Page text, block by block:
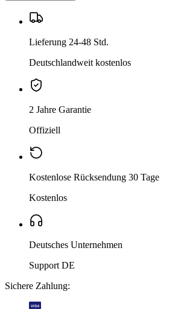
Lieferung 24-48 Std.
Deutschlandweit kostenlos
2 Jahre Garantie
Offiziell
Kostenlose Rücksendung 30 Tage
Kostenlos
Deutsches Unternehmen
Support DE
Sichere Zahlung:
VISA